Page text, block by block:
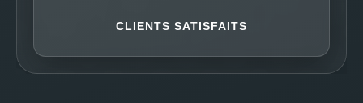
CLIENTS SATISFAITS